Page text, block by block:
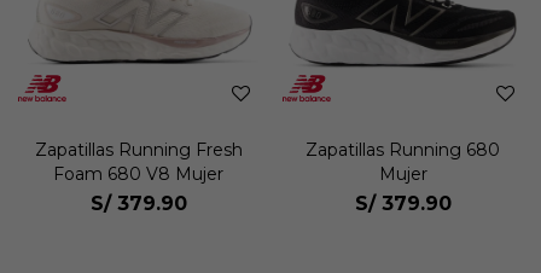
Zapatillas Running Fresh
Foam 680 V8 Mujer
S/ 379.90
Zapatillas Running 680
Mujer
S/ 379.90